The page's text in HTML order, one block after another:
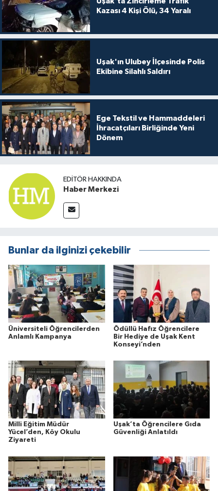
Kazası 4 Kişi Ölü, 34 Yaralı
Uşak'ın Ulubey İlçesinde Polis
Ekibine Silahlı Saldırı
Ege Tekstil ve Hammaddeleri
İhracatçıları Birliğinde Yeni
Dönem
EDITÖR HAKKINDA
Haber Merkezi
Bunlar da ilginizi çekebilir
Üniversiteli Öğrencilerden
Anlamlı Kampanya
Ödüllü Hafız Öğrencilere
Bir Hediye de Uşak Kent
Konseyi’nden
Milli Eğitim Müdür
Yücel’den, Köy Okulu
Ziyareti
Uşak’ta Öğrencilere Gıda
Güvenliği Anlatıldı